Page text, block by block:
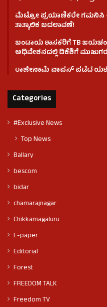
ಮೆಟ್ರೋ ಪ್ರಯಾಣಿಕರೇ ಗಮನಿಸಿ –
ತಾತ್ಕಾಲಿಕ ಬದಲಾವಣೆ!
ಬಂಡಾಯ ಶಾಸಕರಿಗೆ TB
ಅಧಿವೇಶನದಲ್ಲಿ ಡಿಕೆಶಿಗೆ
ರಾಜೀನಾಮೆ ವಾಪಸ್ ಪಡೆದ
Categories
#Exclusive News
Top News
Ballary
bescom
bidar
chamarajnagar
Chikkamagaluru
E-paper
Editorial
Forest
FREEDOM TALK
Freedom TV